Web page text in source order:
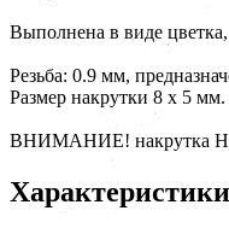
Выполнена в виде
Резьба: 0.9 мм,
Размер накрутки 8 x 5 мм.
ВНИМАНИЕ! накрутка НЕ
Характеристики